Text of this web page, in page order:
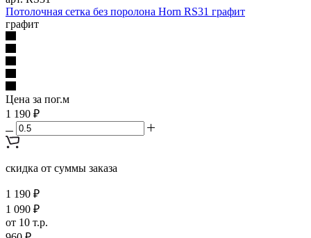
арт. RS31
Потолочная сетка без поролона Horn RS31 графит
графит
Цена за пог.м
1 190 ₽
скидка от суммы заказа
1 190 ₽
1 090 ₽
от 10 т.р.